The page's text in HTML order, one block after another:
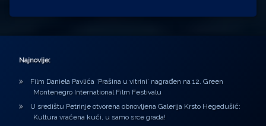
Najnovije:
Film Daniela Pavlića ‘Prašina u vitrini’ nagrađen na 12. Green
Montenegro International Film Festivalu
U središtu Petrinje otvorena obnovljena Galerija Krsto Hegedušić:
Kultura vraćena kući, u samo srce grada!